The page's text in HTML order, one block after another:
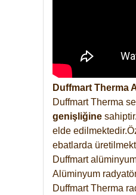
Duffmart Therma
Duffmart Therma
genişliğine
elde
ebatlarda
Duffmart
Alüminyum
Duffmart Therma